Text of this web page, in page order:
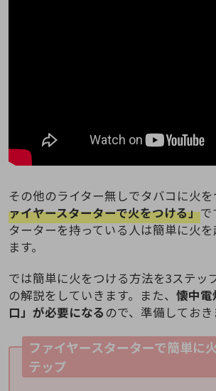
その他のライター無しでタバコに火
ァイヤースターターで火をつける」で
ターターを持っている人は簡単に火
ます。
では簡単に火をつける方法を3ステッ
の解説をしていきます。また、 懐中電
口」が必要になる ので、準備しておき
ファイヤースターターで簡単に
テップ